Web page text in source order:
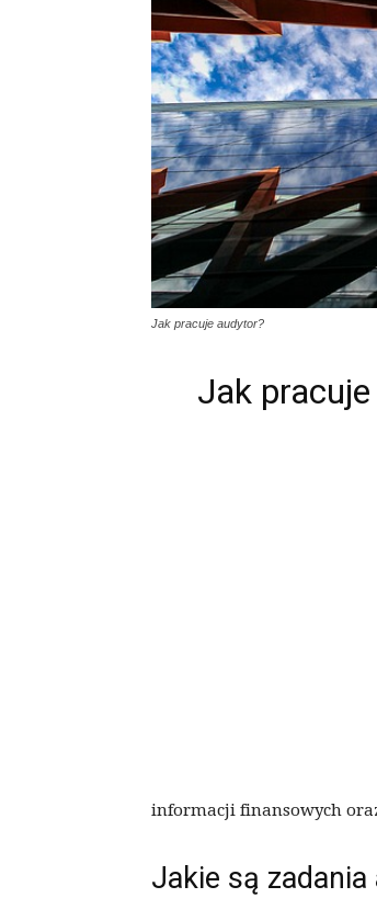
Jak pracuje audytor?
Jak
informacji finansowych
Jakie są zadania